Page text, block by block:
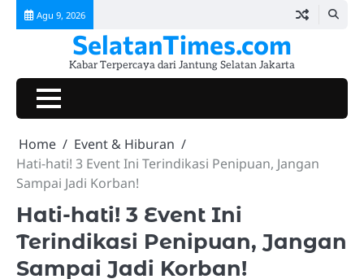
Skip
Agu 9, 2026
SelatanTimes.com
Kabar Terpercaya dari Jantung Selatan Jakarta
Selatan
Today
&
Kriminalitas
Lintas&
&
&
&
Berprestasi
&
Home
Event & Hiburan
Hati-hati! 3 Event Ini Terindikasi Penipuan, Jangan
Sampai Jadi Korban!
Hati-hati! 3 Event Ini
Terindikasi Penipuan, Jangan
Sampai Jadi Korban!